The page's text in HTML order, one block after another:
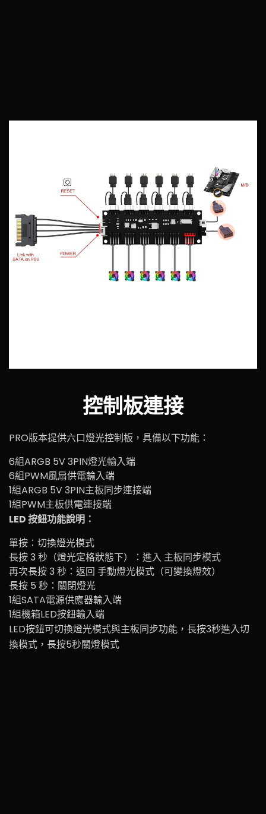
控制板連接
PRO版本提供六口燈光控制板，具備以下功能：
6組ARGB 5V 3PIN燈光輸入端
6組PWM風扇供電輸入端
1組ARGB 5V 3PIN主板同步連接端
1組PWM主板供電連接端
LED 按鈕功能說明：
單按：切換燈光模式
長按 3 秒（燈光定格狀態下）：進入 主板同步模式
再次長按 3 秒：返回 手動燈光模式（可變換燈效）
長按 5 秒：關閉燈光
1組SATA電源供應器輸入端
1組機箱LED按鈕輸入端
LED按鈕可切換燈光模式與主板同步功能，長按3秒進入切
換模式，長按5秒關燈模式